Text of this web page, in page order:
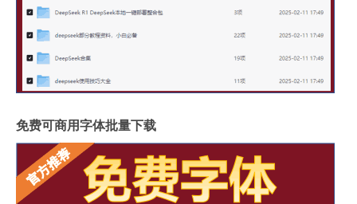
免费可商用字体批量下载